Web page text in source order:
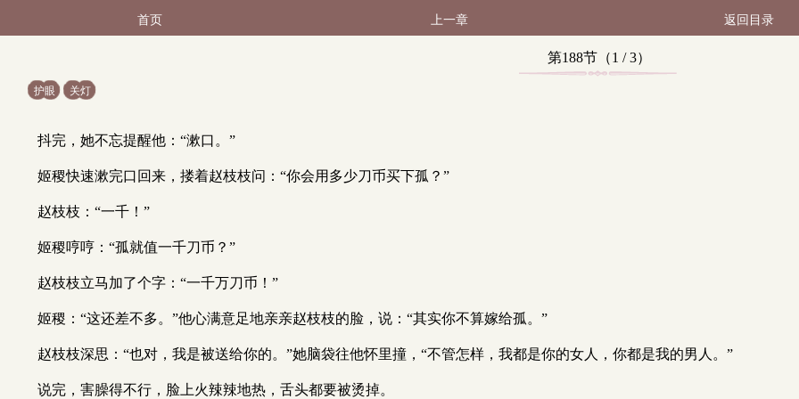
首页 上一章 返回目录
第188节（1 / 3）
护眼 关灯
抖完，她不忘提醒他：“漱口。”
姬稷快速漱完口回来，搂着赵枝枝问：“你会用多少刀币买下孤？”
赵枝枝：“一千！”
姬稷哼哼：“孤就值一千刀币？”
赵枝枝立马加了个字：“一千万刀币！”
姬稷：“这还差不多。”他心满意足地亲亲赵枝枝的脸，说：“其实你不算嫁给孤。”
赵枝枝深思：“也对，我是被送给你的。”她脑袋往他怀里撞，“不管怎样，我都是你的女人，你都是我的男人。”
说完，害臊得不行，脸上火辣辣地热，舌头都要被烫掉。